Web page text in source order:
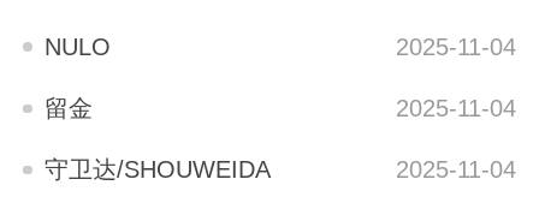
NULO 2025-11-04
留金 2025-11-04
守卫达/SHOUWEIDA 2025-11-04